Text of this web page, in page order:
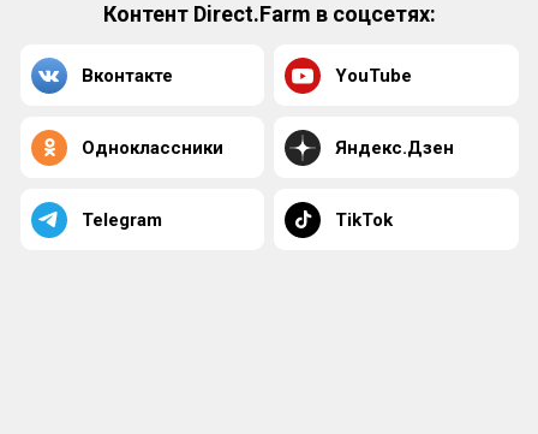
Контент Direct.Farm в соцсетях:
Вконтакте YouTube
Одноклассники Яндекс.Дзен
Telegram TikTok